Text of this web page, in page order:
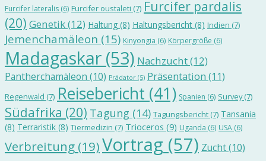
Furcifer lateralis (6) Furcifer oustaleti (7) Furcifer pardalis
(20) Genetik(12) Haltung (8) Haltungsbericht (8) Indien (7)
Jemenchamäleon (15) Kinyongia (6) Körpergröße (6)
Madagaskar (53) Nachzucht(12)
Pantherchamäleon (10) Prädator (5) Präsentation (11)
Regenwald (7) Reisebericht (41) Spanien (6) Survey(7)
Südafrika (20) Tagung (14) Tagungsbericht (7) Tansania
(8) Terraristik (8) Tiermedizin (7) Trioceros (9) Uganda (6) USA (6)
Verbreitung (19)Vortrag (57) Zucht(10)